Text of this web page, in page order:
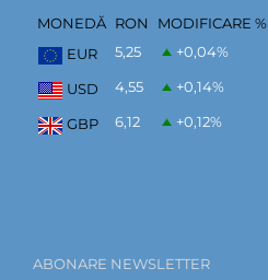
MONEDĂ RON
MODIFICARE %
EUR
5,25 +0,04%
USD 4,55 +0,14%
GBP 6,12 +0,12%
ABONARE NEWSLETTER